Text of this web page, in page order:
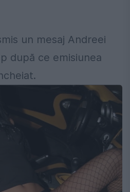
un mesaj Andreei
după ce emisiunea